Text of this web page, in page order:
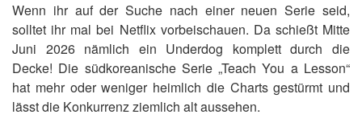
Wenn ihr auf der Suche nach einer neuen Serie seid,
solltet ihr mal bei Netflix vorbeischauen. Da schießt Mitte
Juni 2026 nämlich ein Underdog komplett durch die
Decke! Die südkoreanische Serie „Teach You a Lesson“
hat mehr oder weniger heimlich die Charts gestürmt und
lässt die Konkurrenz ziemlich alt aussehen.